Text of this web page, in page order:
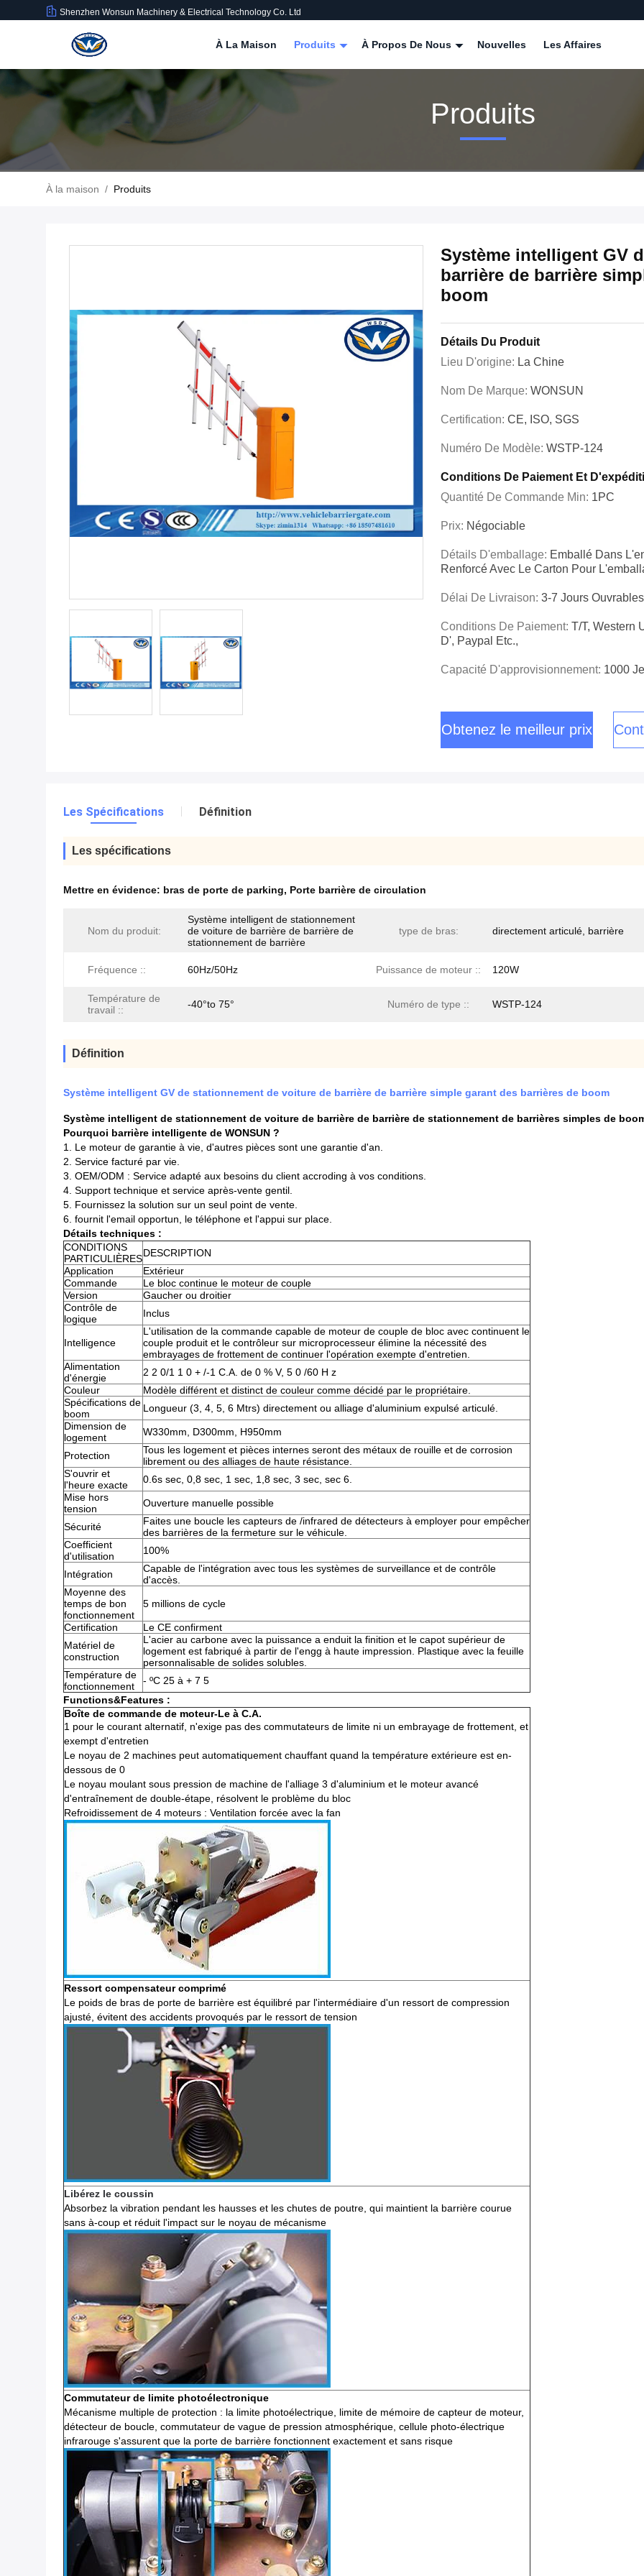
Shenzhen Wonsun Machinery & Electrical Technology Co. Ltd
À La Maison Produits À Propos De Nous Nouvelles Les Affaires
Produits
À la maison / Produits
Système intelligent GV
barrière de barrière
boom
Détails Du Produit
Lieu D'origine: La Chine
Nom De Marque: WONSUN
Certification: CE, ISO, SGS
Numéro De Modèle: WSTP-124
Conditions De Paiement Et
Quantité De Commande Min: 1PC
Prix: Négociable
Détails D'emballage: Emballé Dans
Renforcé Avec Le Carton Pour
Délai De Livraison: 3-7 Jours
Conditions De Paiement: T/T, Western
D', Paypal Etc.,
Capacité D'approvisionnement: 1000
Obtenez le meilleur prix
Les Spécifications Définition
Les spécifications
Mettre en évidence: bras de porte de parking, Porte barrière de circulation
Nom du produit:
Système intelligent de stationnement
de voiture de barrière de barrière de
stationnement de barrière
type de bras: directement articulé, barrière
Fréquence :: 60Hz/50Hz Puissance de moteur :: 120W
Température de
travail ::
-40°to 75° Numéro de type :: WSTP-124
Définition
Système intelligent GV de stationnement de voiture de barrière de barrière simple garant des barrières de boom
Système intelligent de stationnement de voiture de barrière de barrière de stationnement de barrières simples de
Pourquoi barrière intelligente de WONSUN ?
1. Le moteur de garantie à vie, d'autres pièces sont une garantie d'an.
2. Service facturé par vie.
3. OEM/ODM : Service adapté aux besoins du client accroding à vos conditions.
4. Support technique et service après-vente gentil.
5. Fournissez la solution sur un seul point de vente.
6. fournit l'email opportun, le téléphone et l'appui sur place.
Détails techniques :
CONDITIONS
PARTICULIÈRESDESCRIPTION
Application
Extérieur
Commande
Le bloc continue le moteur de couple
Version
Gaucher ou droitier
Contrôle de
logique
Inclus
Intelligence
L'utilisation de la commande capable de moteur de couple de bloc avec continuent le
couple produit et le contrôleur sur microprocesseur élimine la nécessité des
embrayages de frottement de continuer l'opération exempte d'entretien.
Alimentation
d'énergie
2 2 0/1 1 0 + /-1 C.A. de 0 % V, 5 0 /60 H z
Couleur
Modèle différent et distinct de couleur comme décidé par le propriétaire.
Spécifications de
boom
Longueur (3, 4, 5, 6 Mtrs) directement ou alliage d'aluminium expulsé articulé.
Dimension de
logement
W330mm, D300mm, H950mm
Protection
Tous les logement et pièces internes seront des métaux de rouille et de corrosion
librement ou des alliages de haute résistance.
S'ouvrir et
l'heure exacte
0.6s sec, 0,8 sec, 1 sec, 1,8 sec, 3 sec, sec 6.
Mise hors
tension
Ouverture manuelle possible
Sécurité
Faites une boucle les capteurs de /infrared de détecteurs à employer pour empêcher
des barrières de la fermeture sur le véhicule.
Coefficient
d'utilisation
100%
Intégration
Capable de l'intégration avec tous les systèmes de surveillance et de contrôle
d'accès.
Moyenne des
temps de bon
fonctionnement
5 millions de cycle
Certification
Le CE confirment
Matériel de
construction
L'acier au carbone avec la puissance a enduit la finition et le capot supérieur de
logement est fabriqué à partir de l'engg à haute impression. Plastique avec la feuille
personnalisable de solides solubles.
Température de
fonctionnement
- ºC 25 à + 7 5
Functions&Features :
Boîte de commande de moteur-Le à C.A.
1 pour le courant alternatif, n'exige pas des commutateurs de limite ni un embrayage de frottement, et
exempt d'entretien
Le noyau de 2 machines peut automatiquement chauffant quand la température extérieure est en-
dessous de 0
Le noyau moulant sous pression de machine de l'alliage 3 d'aluminium et le moteur avancé
d'entraînement de double-étape, résolvent le problème du bloc
Refroidissement de 4 moteurs : Ventilation forcée avec la fan
Ressort compensateur comprimé
Le poids de bras de porte de barrière est équilibré par l'intermédiaire d'un ressort de compression
ajusté, évitent des accidents provoqués par le ressort de tension
Libérez le coussin
Absorbez la vibration pendant les hausses et les chutes de poutre, qui maintient la barrière courue
sans à-coup et réduit l'impact sur le noyau de mécanisme
Commutateur de limite photoélectronique
Mécanisme multiple de protection : la limite photoélectrique, limite de mémoire de capteur de moteur,
détecteur de boucle, commutateur de vague de pression atmosphérique, cellule photo-électrique
infrarouge s'assurent que la porte de barrière fonctionnent exactement et sans risque